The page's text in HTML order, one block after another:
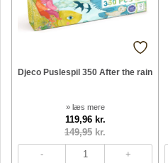
Djeco Puslespil 350 After the rain
» læs mere
119,96 kr.
149,95 kr.